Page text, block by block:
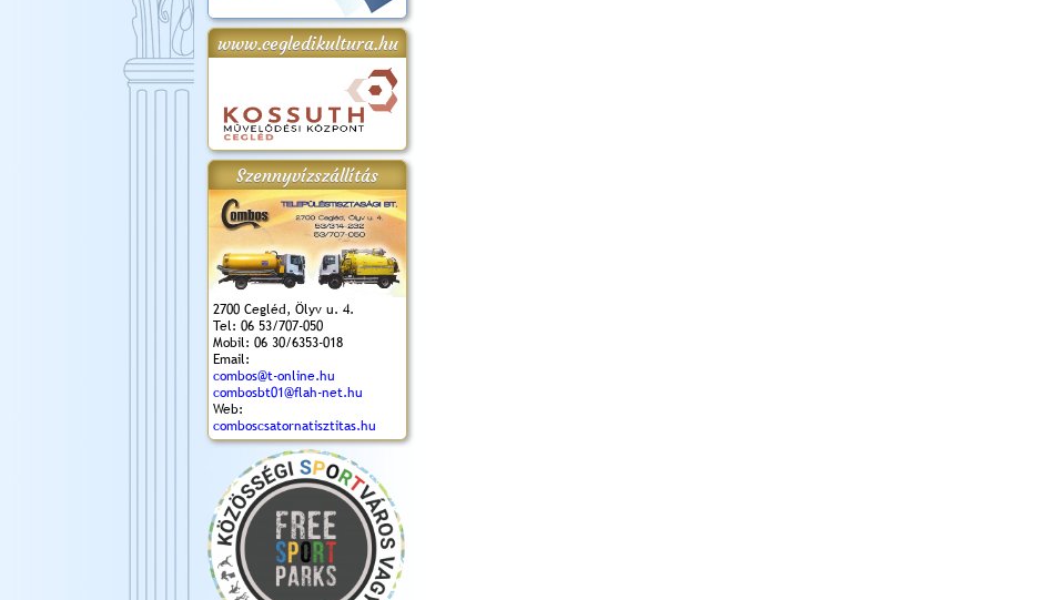
www.cegledikultura.hu
Szennyvízszállítás
2700 Cegléd, Ölyv u. 4.
Tel: 06 53/707-050
Mobil: 06 30/6353-018
Email:
combos@t-online.hu
combosbt01@flah-net.hu
Web:
comboscsatornatisztitas.hu
Városnapok 2018.
Kossuth Toborzó
Ünnepély
Szent István Ünnepe
(2017. 08. 20.)